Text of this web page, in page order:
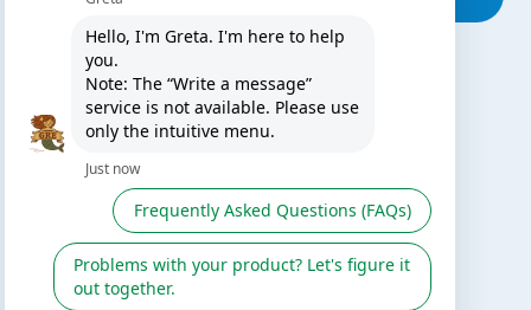
TE PUEDE INTERESAR
El blog de Gre
Servicio de postventa
Catálogo Gre / Zodiac